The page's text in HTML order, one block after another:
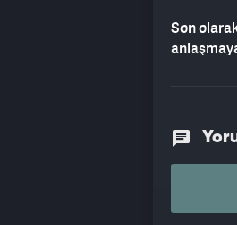
Son